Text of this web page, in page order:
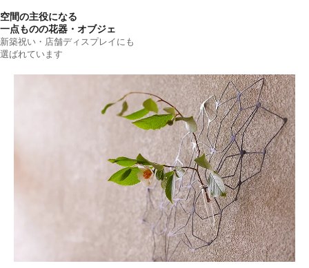
空間の主役になる
一点ものの花器・オブジェ
新築祝い・店舗ディスプレイにも
選ばれています